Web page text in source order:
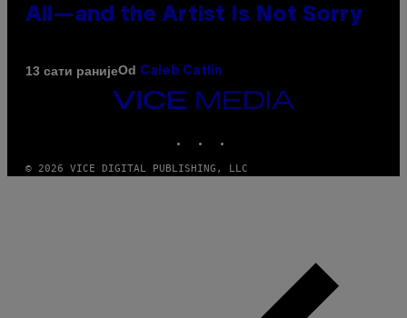
All—and the Artist Is Not Sorry
13 сати ранијеOd Caleb Catlin
VICE
© 2026 VICE DIGITAL PUBLISHING, LLC